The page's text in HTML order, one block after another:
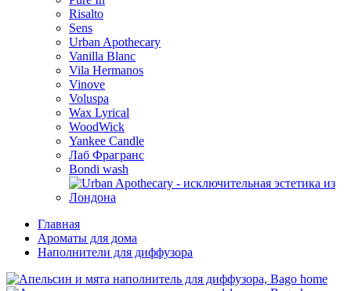
Risalto
Sens
Urban Apothecary
Vanilla Blanc
Vila Hermanos
Vinove
Voluspa
Wax Lyrical
WoodWick
Yankee Candle
Лаб Фрагранс
Bondi wash
Главная
Ароматы для дома
Наполнители для диффузора